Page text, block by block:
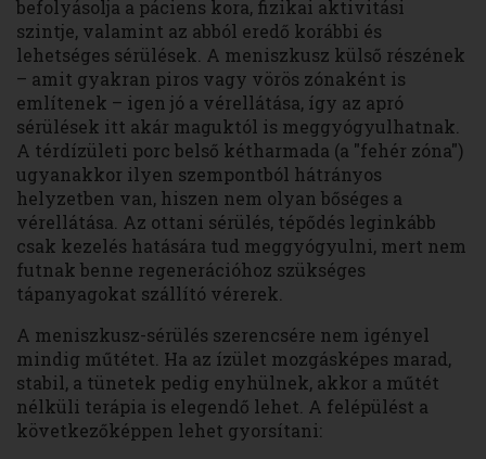
befolyásolja a páciens kora, fizikai aktivitási
szintje, valamint az abból eredő korábbi és
lehetséges sérülések. A meniszkusz külső részének
– amit gyakran piros vagy vörös zónaként is
említenek – igen jó a vérellátása, így az apró
sérülések itt akár maguktól is meggyógyulhatnak.
A térdízületi porc belső kétharmada (a "fehér zóna")
ugyanakkor ilyen szempontból hátrányos
helyzetben van, hiszen nem olyan bőséges a
vérellátása. Az ottani sérülés, tépődés leginkább
csak kezelés hatására tud meggyógyulni, mert nem
futnak benne regenerációhoz szükséges
tápanyagokat szállító vérerek.
A meniszkusz-sérülés szerencsére nem igényel
mindig műtétet. Ha az ízület mozgásképes marad,
stabil, a tünetek pedig enyhülnek, akkor a műtét
nélküli terápia is elegendő lehet. A felépülést a
következőképpen lehet gyorsítani: